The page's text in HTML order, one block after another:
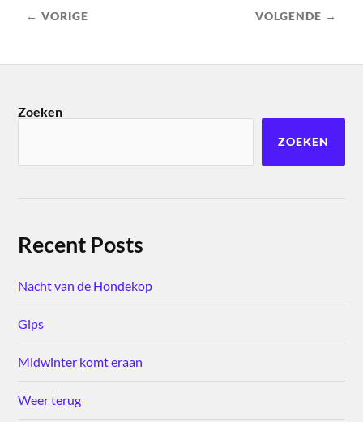
← VORIGE VOLGENDE →
Zoeken
ZOEKEN
Recent Posts
Nacht van de Hondekop
Gips
Midwinter komt eraan
Weer terug